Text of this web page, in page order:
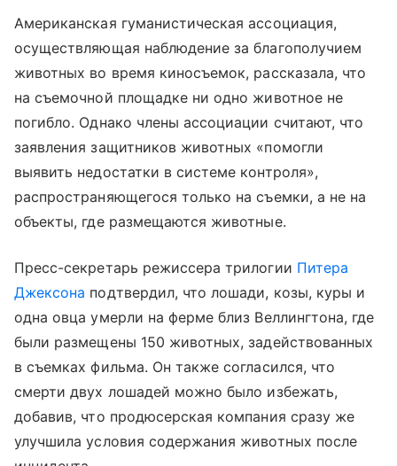
Американская гуманистическая ассоциация,
осуществляющая наблюдение за благополучием
животных во время киносъемок, рассказала, что
на съемочной площадке ни одно животное не
погибло. Однако члены ассоциации считают, что
заявления защитников животных «помогли
выявить недостатки в системе контроля»,
распространяющегося только на съемки, а не на
объекты, где размещаются животные.
Пресс-секретарь режиссера трилогии Питера
Джексона подтвердил, что лошади, козы, куры и
одна овца умерли на ферме близ Веллингтона, где
были размещены 150 животных, задействованных
в съемках фильма. Он также согласился, что
смерти двух лошадей можно было избежать,
добавив, что продюсерская компания сразу же
улучшила условия содержания животных после